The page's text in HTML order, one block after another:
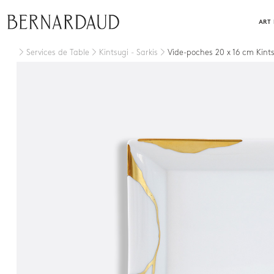
ART
Services de Table Kintsugi - Sarkis Vide-poches 20 x 16 cm